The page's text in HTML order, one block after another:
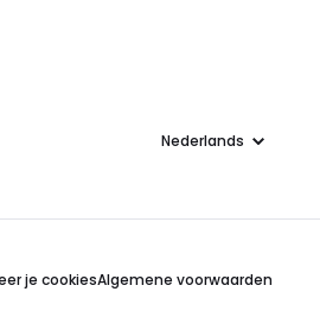
Taal
je cookiesAlgemene voorwaarden